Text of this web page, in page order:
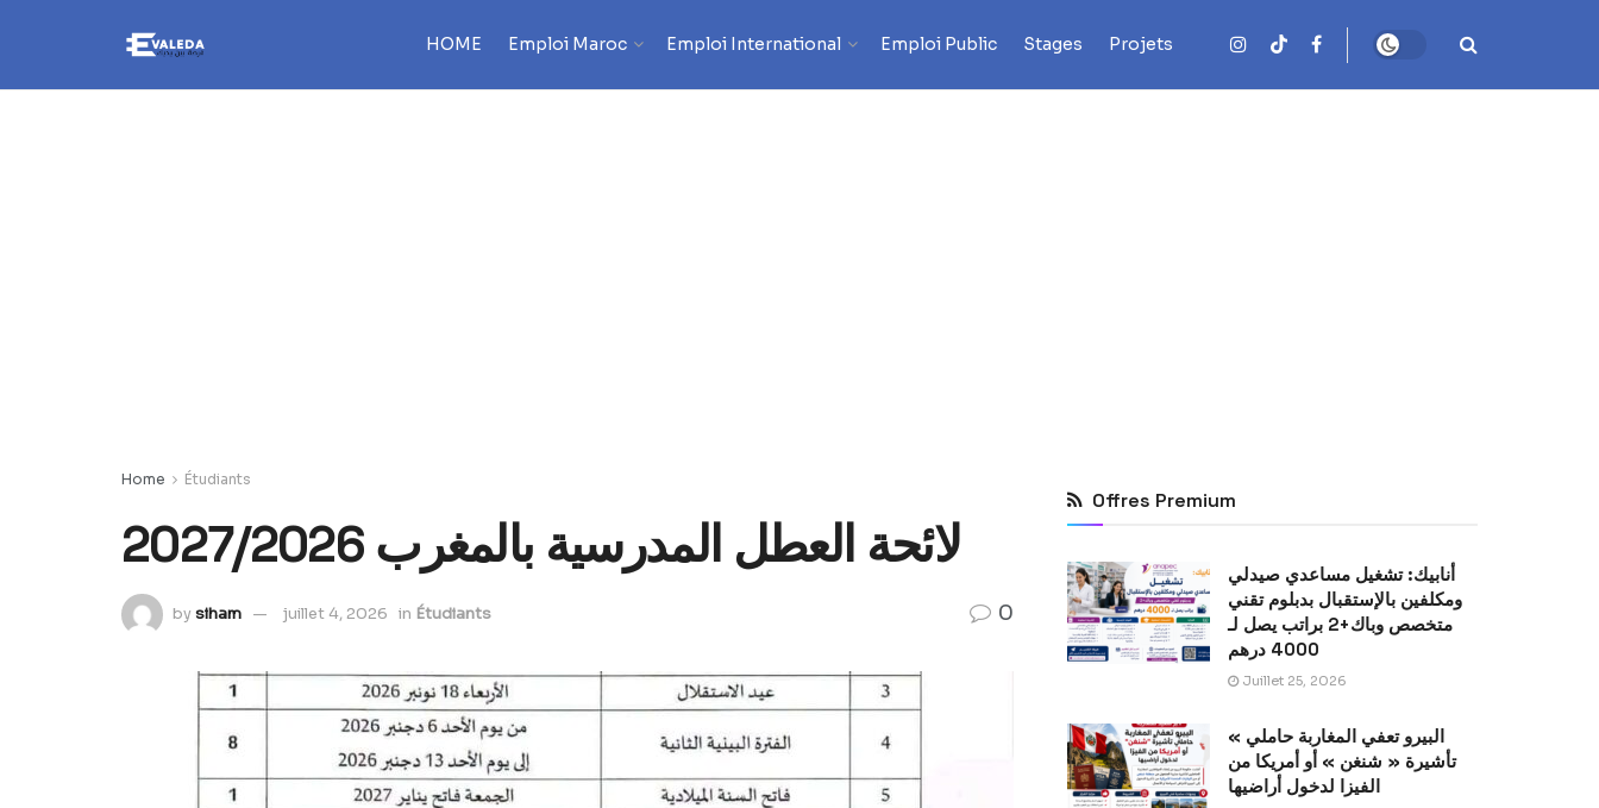
HOME Emploi Maroc Emploi International Emploi Public Stages Projets
Home Étudiants
لائحة العطل المدرسية بالمغرب 2027/2026
bysiham juillet 4, 2026 in Étudiants 0
Offres Premium
أنابيك: تشغيل مساعدي صيدلي
ومكلفين بالإستقبال بدبلوم تقني
متخصص وباك+2 براتب يصل لـ
4000 درهم
Juillet 25, 2026
« البيرو تعفي المغاربة حاملي
تأشيرة « شنغن » أو أمريكا من
الفيزا لدخول أراضيها